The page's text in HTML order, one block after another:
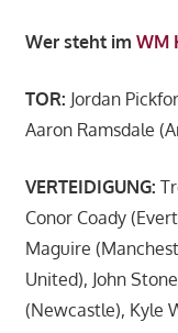
Wer steht im WM
TOR: Jordan
Aaron Ramsdale
VERTEIDIGUNG:
Conor Coady
Maguire
United), John
(Newcastle), Kyle